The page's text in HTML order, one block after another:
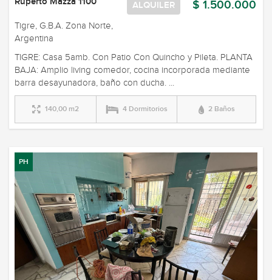
$ 1.500.000
ALQUILER
Tigre, G.B.A. Zona Norte,
Argentina
TIGRE: Casa 5amb. Con Patio Con Quincho y Pileta. PLANTA
BAJA: Amplio living comedor, cocina incorporada mediante
barra desayunadora, baño con ducha. ...
140,00 m2 4 Dormitorios 2 Baños
PH